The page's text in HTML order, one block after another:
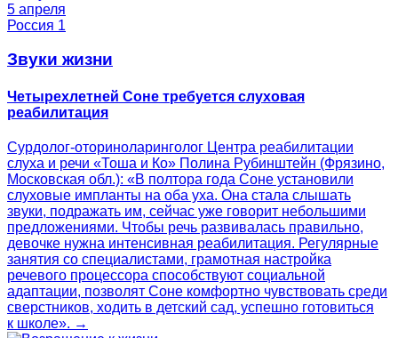
5 апреля
Россия 1
Звуки жизни
Четырехлетней Соне требуется слуховая
реабилитация
Сурдолог-оториноларинголог Центра реабилитации
слуха и речи «Тоша и Ко» Полина Рубинштейн (Фрязино,
Московская обл.): «В полтора года Соне установили
слуховые импланты на оба уха. Она стала слышать
звуки, подражать им, сейчас уже говорит небольшими
предложениями. Чтобы речь развивалась правильно,
девочке нужна интенсивная реабилитация. Регулярные
занятия со специалистами, грамотная настройка
речевого процессора способствуют социальной
адаптации, позволят Соне комфортно чувствовать среди
сверстников, ходить в детский сад, успешно готовиться
к школе». →